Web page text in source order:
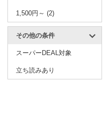
1,500円～ (2)
その他の条件
スーパーDEAL対象
立ち読みあり